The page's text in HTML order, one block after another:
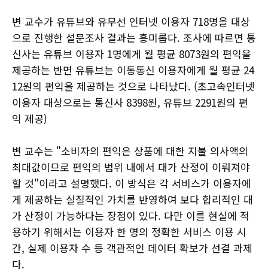
변 교수가 유튜브와 유무선 인터넷 이용자 718명을 대상
으로 진행한 설문조사 결과는 흥미롭다. 조사에 따르면 통
신사는 유튜브 이용자 1명에게 월 평균 8073원의 편익을
제공하는 반면 유튜브는 이동통신 이용자에게 월 평균 24
12원의 편익을 제공하는 것으로 나타났다. (초고속인터넷
이용자 대상으로는 통신사 8398원, 유튜브 2291원의 편
익 제공)
변 교수는 "소비자의 편익은 상품에 대한 지불 의사액의
최대값이므로 편익의 범위 내에서 대가 산정이 이뤄져야
할 것"이라고 설명했다. 이 방식은 각 서비스가 이용자에
게 제공하는 실질적인 가치를 반영하여 보다 합리적인 대
가 산정이 가능하다는 장점이 있다. 다만 이를 현실에 적
용하기 위해서는 이용자 한 명의 정확한 서비스 이용 시
간, 실제 이용자 수 등 객관적인 데이터 확보가 선결 과제
다.